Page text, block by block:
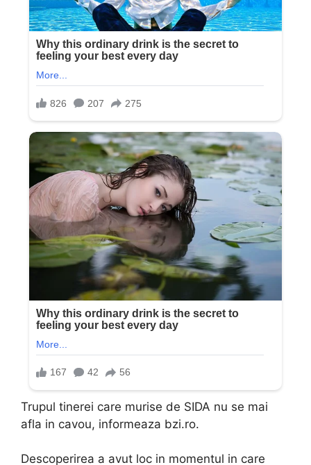
Trupul tinerei care murise de SIDA nu se mai
afla in cavou, informeaza bzi.ro.
Descoperirea a avut loc in momentul in care